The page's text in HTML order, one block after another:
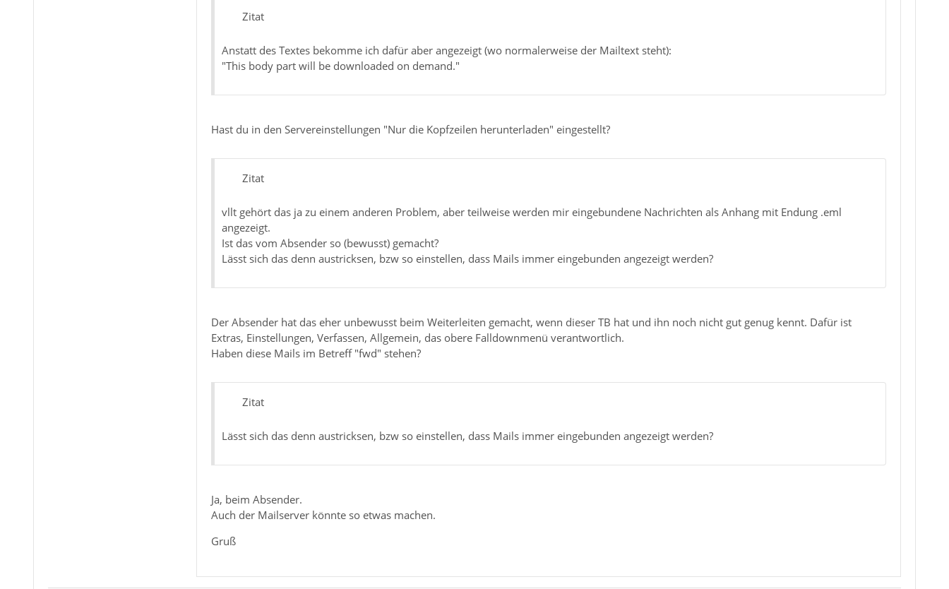
Zitat
Anstatt des Textes bekomme ich dafür aber angezeigt (wo normalerweise der Mailtext steht):
"This body part will be downloaded on demand."
Hast du in den Servereinstellungen "Nur die Kopfzeilen herunterladen" eingestellt?
Zitat
vllt gehört das ja zu einem anderen Problem, aber teilweise werden mir eingebundene Nachrichten als Anhang mit Endung .eml
angezeigt.
Ist das vom Absender so (bewusst) gemacht?
Lässt sich das denn austricksen, bzw so einstellen, dass Mails immer eingebunden angezeigt werden?
Der Absender hat das eher unbewusst beim Weiterleiten gemacht, wenn dieser TB hat und ihn noch nicht gut genug kennt. Dafür ist
Extras, Einstellungen, Verfassen, Allgemein, das obere Falldownmenü verantwortlich.
Haben diese Mails im Betreff "fwd" stehen?
Zitat
Lässt sich das denn austricksen, bzw so einstellen, dass Mails immer eingebunden angezeigt werden?
Ja, beim Absender.
Auch der Mailserver könnte so etwas machen.
Gruß